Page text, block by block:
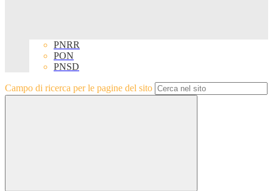
PNRR
PON
PNSD
Campo di ricerca per le pagine del sito